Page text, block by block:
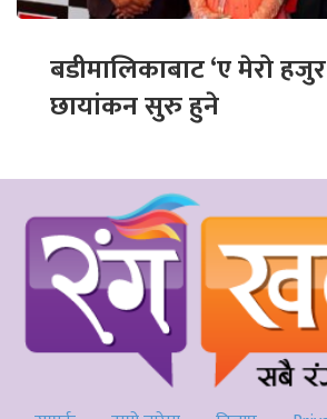
बडीमालिकाबाट ‘ए मेरो
छायांकन सुरु हुने